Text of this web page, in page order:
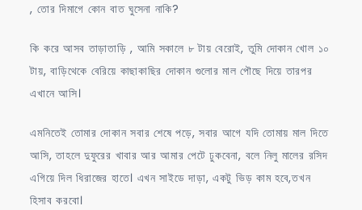
, তোর দিমাগে কোন বাত ঘুসেনা নাকি?
কি করে আসব তাড়াতাড়ি , আমি সকালে ৮ টায় বেরোই, তুমি দোকান খোল ১০
টায়, বাড়িথেকে বেরিয়ে কাছাকাছির দোকান গুলোর মাল পৌছে দিয়ে তারপর
এখানে আসি।
এমনিতেই তোমার দোকান সবার শেষে পড়ে, সবার আগে যদি তোমায় মাল দিতে
আসি, তাহলে দুফুরের খাবার আর আমার পেটে ঢুকবেনা, বলে নিলু মালের রসিদ
এগিয়ে দিল ধিরাজের হাতে। এখন সাইডে দাড়া, একটু ভিড় কাম হবে,তখন
হিসাব করবো।